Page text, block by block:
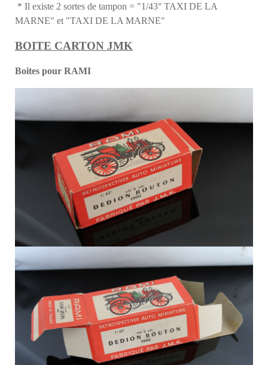
* Il existe 2 sortes de tampon = "1/43° TAXI DE LA
MARNE" et "TAXI DE LA MARNE"
BOITE CARTON JMK
Boites pour RAMI